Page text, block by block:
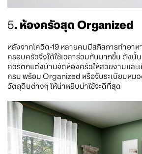
5. ห้องครัวสุด Organized
หลังจากโควิด-19 หลายคนมีสกิลการทำอาห
ครอบครัวจึงได้ใช้เวลาร่วมกันมากขึ้น ดังนั้
ควรตกแต่งบ้านจัดห้องครัวให้สวยงามและ
ครบ พร้อม Organized หรือจับระเบียบหม
วัตถุดิบต่างๆ ให้น่าหยิบน่าใช้จะดีที่สุด